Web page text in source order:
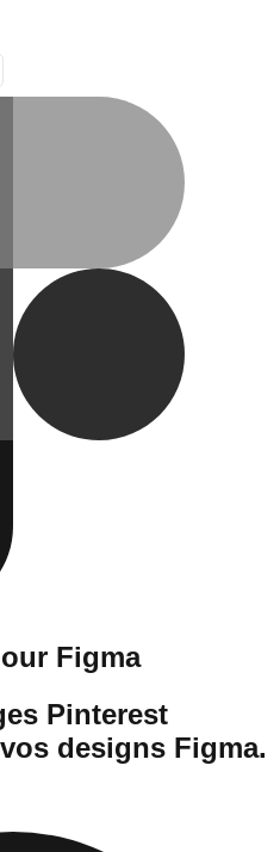
Figma
Pinterest
designs Figma.